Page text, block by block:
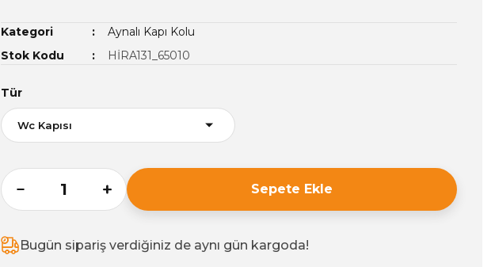
Kategori
Aynalı Kapı Kolu
Stok Kodu
HİRA131_65010
Tür
Sepete Ekle
Bugün sipariş verdiğiniz de aynı gün kargoda!